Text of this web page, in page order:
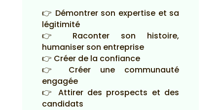
👉 Démontrer son expertise et sa
légitimité
👉 Raconter son histoire,
humaniser son entreprise
👉 Créer de la confiance
👉 Créer une communauté
engagée
👉 Attirer des prospects et des
candidats